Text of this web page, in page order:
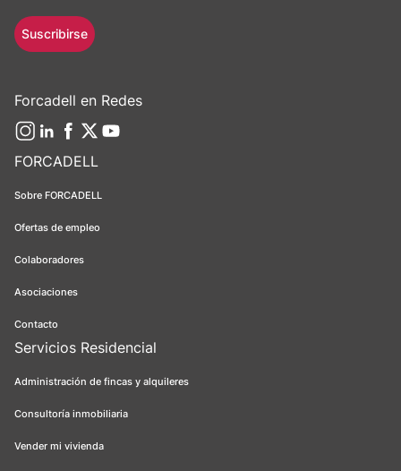
FORCADELL
Sobre FORCADELL
Ofertas de empleo
Colaboradores
Asociaciones
Contacto
Servicios Residencial
Administración de fincas y alquileres
Consultoría inmobiliaria
Vender mi vivienda
Suscribirse
Forcadell en Redes